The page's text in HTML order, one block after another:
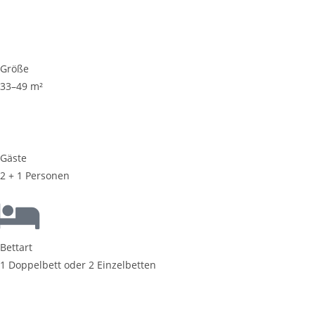
Größe
33–49 m²
Gäste
2 + 1 Personen
Bettart
1 Doppelbett oder 2 Einzelbetten